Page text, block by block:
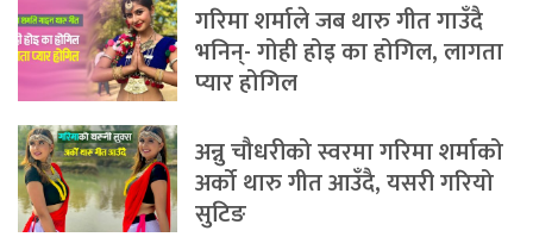
गरिमा शर्माले जब थारु गीत गाउँदै
भनिन्- गोही होइ का होगिल, लागता
प्यार होगिल
अन्नु चौधरीको स्वरमा गरिमा शर्माको
अर्को थारु गीत आउँदै, यसरी गरियो
सुटिङ